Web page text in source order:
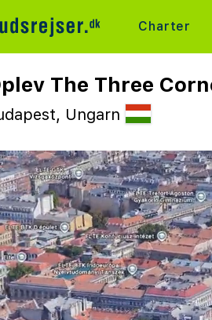
Charter
The Three
Ungarn